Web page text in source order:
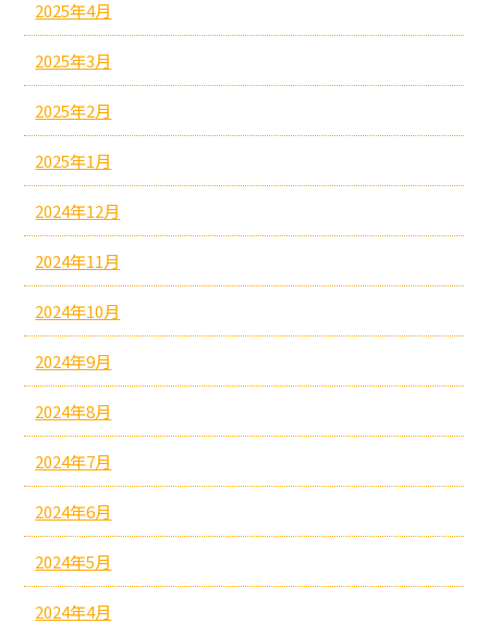
2025年4月
2025年3月
2025年2月
2025年1月
2024年12月
2024年11月
2024年10月
2024年9月
2024年8月
2024年7月
2024年6月
2024年5月
2024年4月